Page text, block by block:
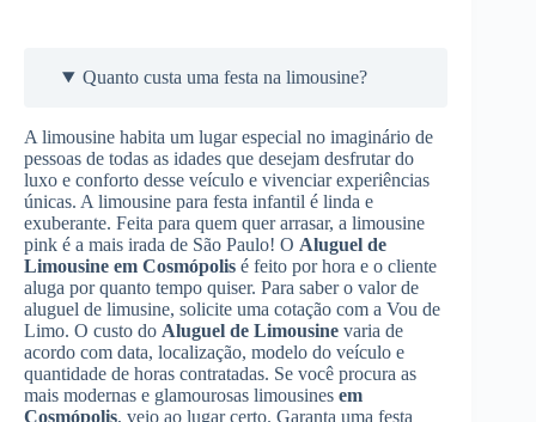
Quanto custa uma festa na limousine?
A limousine habita um lugar especial no imaginário de
pessoas de todas as idades que desejam desfrutar do
luxo e conforto desse veículo e vivenciar experiências
únicas. A limousine para festa infantil é linda e
exuberante. Feita para quem quer arrasar, a limousine
pink é a mais irada de São Paulo! O Aluguel de
Limousine em Cosmópolis é feito por hora e o cliente
aluga por quanto tempo quiser. Para saber o valor de
aluguel de limusine, solicite uma cotação com a Vou de
Limo. O custo do Aluguel de Limousine varia de
acordo com data, localização, modelo do veículo e
quantidade de horas contratadas. Se você procura as
mais modernas e glamourosas limousines em
Cosmópolis, veio ao lugar certo. Garanta uma festa